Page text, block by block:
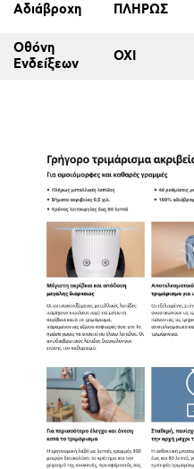
Αδιάβροχη ΠΛΗΡΩΣ
Οθόνη
Ενδείξεων
ΟΧΙ